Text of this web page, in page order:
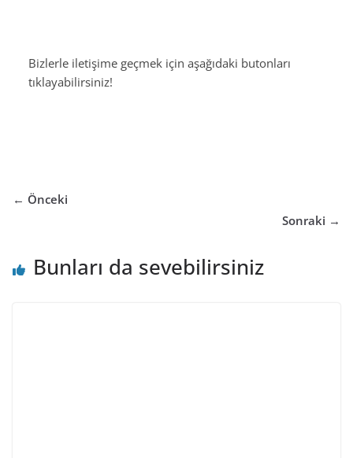
Bizlerle iletişime geçmek için aşağıdaki butonları
tıklayabilirsiniz!
← Önceki
Sonraki →
Bunları da sevebilirsiniz